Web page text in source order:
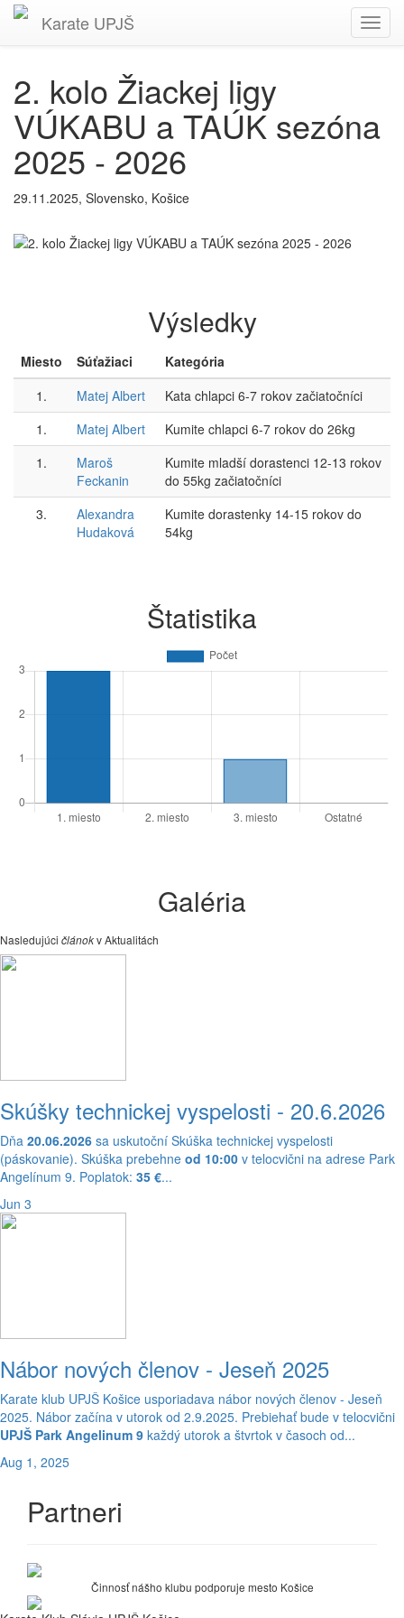
Karate UPJŠ
2. kolo Žiackej ligy
VÚKABU a TAÚK sezóna
2025 - 2026
29.11.2025, Slovensko, Košice
Výsledky
Miesto Súťažiaci
Kategória
1.
Matej Albert
Kata chlapci 6-7 rokov začiatočníci
1.
Matej Albert
Kumite chlapci 6-7 rokov do 26kg
1.
Maroš
Feckanin
Kumite mladší dorastenci 12-13 rokov
do 55kg začiatočníci
3.
Alexandra
Hudaková
Kumite dorastenky 14-15 rokov do
54kg
Štatistika
Galéria
Nasledujúci článokv Aktualitách
Skúšky technickej vyspelosti - 20.6.2026
Dňa 20.06.2026 sa uskutoční Skúška technickej vyspelosti
(páskovanie). Skúška prebehne od 10:00 v telocvični na adrese Park
Angelínum 9. Poplatok: 35 €...
Jun 3
Nábor nových členov - Jeseň 2025
Karate klub UPJŠ Košice usporiadava nábor nových členov - Jeseň
2025. Nábor začína v utorok od 2.9.2025. Prebiehať bude v telocvični
UPJŠ Park Angelinum 9 každý utorok a štvrtok v časoch od...
Aug 1, 2025
Partneri
Činnosť nášho klubu podporuje mesto Košice